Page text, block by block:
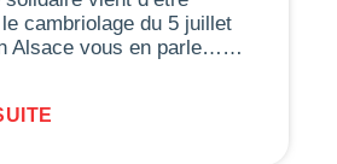
cambriolage du 5 juillet
Alsace vous en parle……